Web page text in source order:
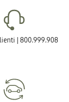
| 800.999.908